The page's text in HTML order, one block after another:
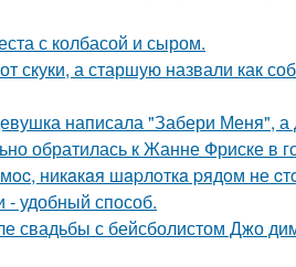
с колбасой и сыром.
скуки, а старшую назвали как
написала "Забери Меня",
обратилась к Жанне Фриске в
никaкaя шapлoткa pядoм не
- удобный способ.
свадьбы с бейсболистом Джо